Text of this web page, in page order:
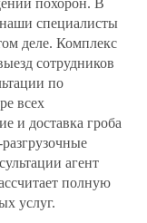
похорон. В
наши специалисты
деле. Комплекс
сотрудников
по
всех
и доставка гроба
агент
полную
услуг.